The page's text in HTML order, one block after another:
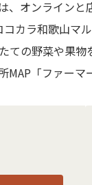
、オンライン
カラ和歌山マ
ての野菜や果
MAP「ファー